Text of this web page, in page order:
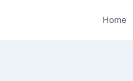
Home